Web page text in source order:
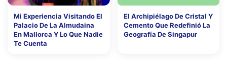
Mi Experiencia Visitando El
Palacio De La Almudaina
En Mallorca Y Lo Que Nadie
Te Cuenta
El Archipiélago De Cristal Y
Cemento Que Redefinió La
Geografía De Singapur